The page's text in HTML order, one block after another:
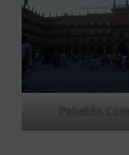
Pabellón